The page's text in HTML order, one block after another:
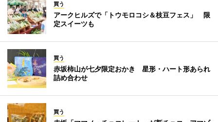
買う
アークヒルズで「トウモロコシ＆枝豆フェス」 限
定スイーツも
買う
赤坂柿山が七夕限定おかき 星形・ハート形あられ
詰め合わせ
買う